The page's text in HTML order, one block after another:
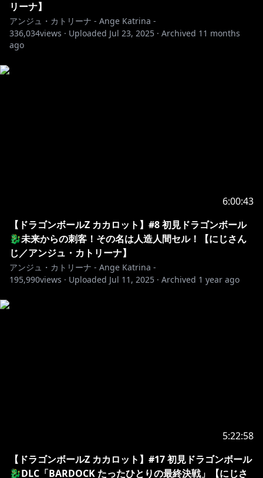
https://twitter.com/bkub_comic
その他音楽：DOVA-SYNDROME様 / Audiostock様
￣￣￣￣￣￣￣￣￣￣￣￣￣￣￣￣￣￣￣￣￣￣￣￣￣
特典①┃可愛いバッジが名前の隣につく
特典②┃オリジナルの絵文字がつかえる！
特典③┃たまに行われるメンバー限定の配信が視聴可
能に！
特典④┃毎月メンバー限定壁紙配布中！
qa.com/ange_katrina_
リーナ】
アンジュ・カトリーナ - Ange Katrina -
336,034views · Uploaded Jul 23, 2025 · Archived 11 months
ago
6:00:43
【ドラゴンボールZ カカロット】#8 初見ドラゴンボール
🐉未来からの刺客！その名は人造人間セル！【にじさん
じ／アンジュ・カトリーナ】
アンジュ・カトリーナ - Ange Katrina -
195,990views · Uploaded Jul 11, 2025 · Archived 1 year ago
5:22:58
【ドラゴンボールZ カカロット】#17 初見ドラゴンボール
🐉DLC「BARDOCK たったひとりの最終決戦」【にじさ